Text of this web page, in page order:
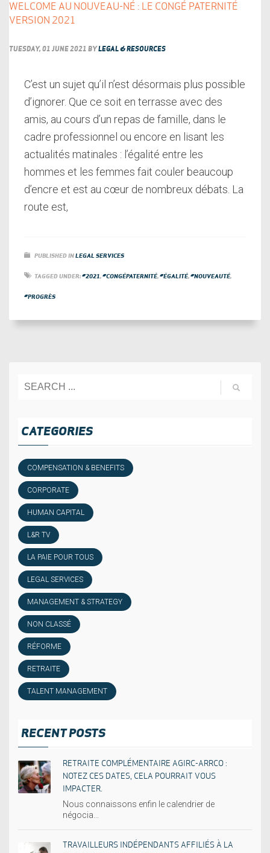
WELCOME AU NOUVEAU-NÉ : LE CONGÉ PATERNITÉ
VERSION 2021
TUESDAY, 01 JUNE 2021 BY LEGAL & RESOURCES
C’est un sujet qu’il n’est désormais plus possible
d’ignorer. Que ce soit en terrasse avec des
amis, au cours d’un repas de famille, dans le
cadre professionnel ou encore en lisant les
actualités matinales : l’égalité entre les
hommes et les femmes fait couler beaucoup
d’encre et est au cœur de nombreux débats. La
route est,
PUBLISHED INLEGAL SERVICES
TAGGED UNDER:#2021,#CONGÉPATERNITÉ,#ÉGALITÉ,#NOUVEAUTÉ,
#PROGRÈS
CATEGORIES
COMPENSATION & BENEFITS
CORPORATE
HUMAN CAPITAL
L&R TV
LA PAIE POUR TOUS
LEGAL SERVICES
MANAGEMENT & STRATEGY
NON CLASSÉ
RÉFORME
RETRAITE
TALENT MANAGEMENT
RECENT POSTS
RETRAITE COMPLÉMENTAIRE AGIRC-ARRCO :
NOTEZ CES DATES, CELA POURRAIT VOUS
IMPACTER.
Nous connaissons enfin le calendrier de
négocia...
TRAVAILLEURS INDÉPENDANTS AFFILIÉS À LA